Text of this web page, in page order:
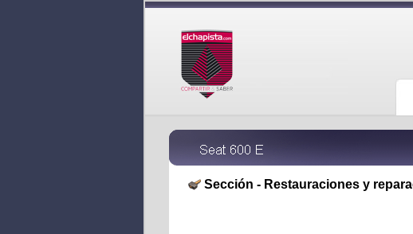
Sección - Restauraciones y